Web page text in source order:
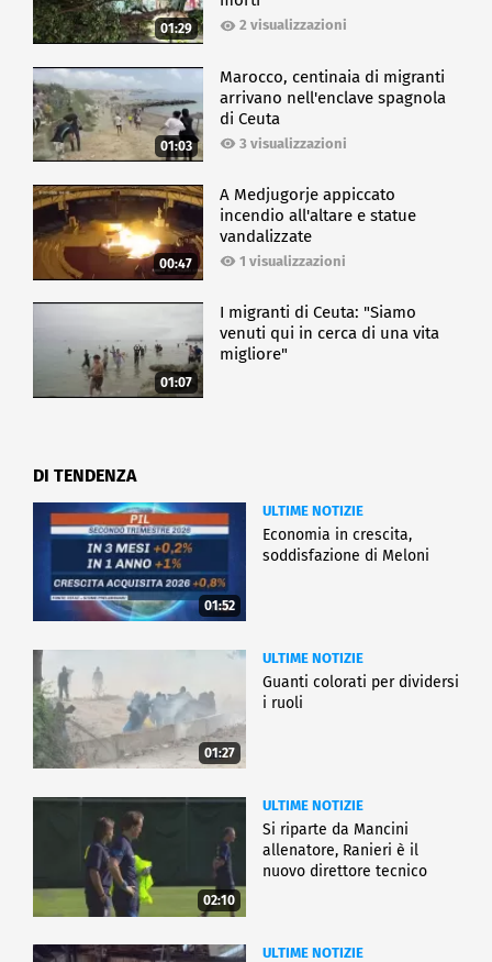
01:29 2 visualizzazioni
01:03
Marocco, centinaia di migranti
arrivano nell'enclave spagnola
di Ceuta
3 visualizzazioni
00:47
A Medjugorje appiccato
incendio all'altare e statue
vandalizzate
1 visualizzazioni
01:07
I migranti di Ceuta: "Siamo
venuti qui in cerca di una vita
migliore"
DI TENDENZA
01:52
ULTIME NOTIZIE
Economia in crescita,
soddisfazione di Meloni
01:27
ULTIME NOTIZIE
Guanti colorati per dividersi
i ruoli
02:10
ULTIME NOTIZIE
Si riparte da Mancini
allenatore, Ranieri è il
nuovo direttore tecnico
ULTIME NOTIZIE